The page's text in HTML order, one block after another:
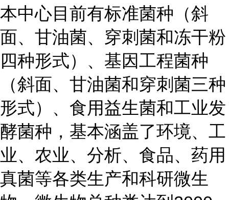
本中心目前有标准菌种（斜
面、甘油菌、穿刺菌和冻干粉
四种形式）、基因工程菌种
（斜面、甘油菌和穿刺菌三种
形式）、食用益生菌和工业发
酵菌种，基本涵盖了环境、工
业、农业、分析、食品、药用
真菌等各类生产和科研微生